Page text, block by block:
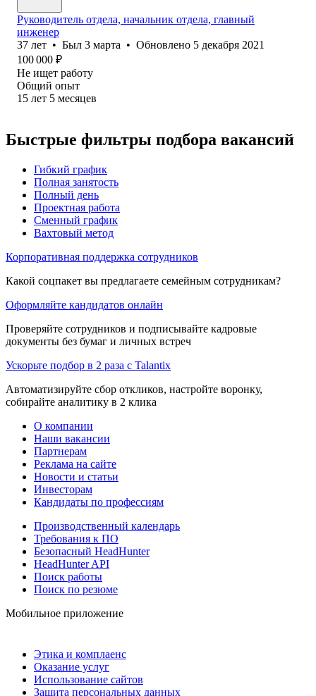
Руководитель отдела, начальник отдела, главный
инженер
37 лет • Был 3 марта • Обновлено 5 декабря 2021
100 000 ₽
Не ищет работу
Общий опыт
15 лет 5 месяцев
Быстрые фильтры подбора вакансий
Гибкий график
Полная занятость
Полный день
Проектная работа
Сменный график
Вахтовый метод
Корпоративная поддержка сотрудников
Какой соцпакет вы предлагаете семейным сотрудникам?
Оформляйте кандидатов онлайн
Проверяйте сотрудников и подписывайте кадровые
документы без бумаг и личных встреч
Ускорьте подбор в 2 раза с Talantix
Автоматизируйте сбор откликов, настройте воронку,
собирайте аналитику в 2 клика
О компании
Наши вакансии
Партнерам
Реклама на сайте
Новости и статьи
Инвесторам
Кандидаты по профессиям
Производственный календарь
Требования к ПО
Безопасный HeadHunter
HeadHunter API
Поиск работы
Поиск по резюме
Мобильное приложение
Этика и комплаенс
Оказание услуг
Использование сайтов
Защита персональных данных